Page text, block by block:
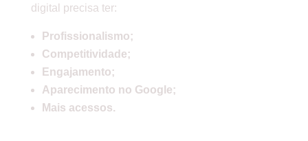
digital precisa ter:
Profissionalismo;
Competitividade;
Engajamento;
Aparecimento no Google;
Mais acessos.